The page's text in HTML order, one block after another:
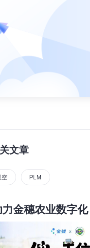
文章
空 PLM
金穗农业数字